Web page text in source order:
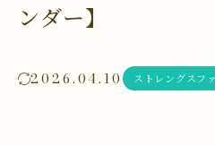
ンダー】
2026.04.10 ストレングスフ